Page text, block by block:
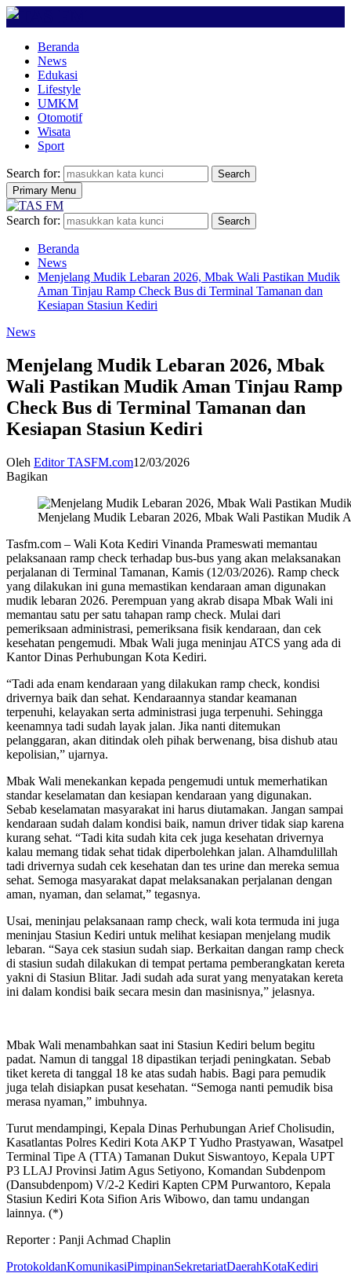
Beranda
News
Edukasi
Lifestyle
UMKM
Otomotif
Wisata
Sport
Search for:
Search
Primary Menu
Search for: Search
Beranda
News
Menjelang Mudik Lebaran 2026, Mbak Wali Pastikan Mudik
Aman Tinjau Ramp Check Bus di Terminal Tamanan dan
Kesiapan Stasiun Kediri
News
Menjelang Mudik Lebaran 2026, Mbak
Wali Pastikan Mudik Aman Tinjau Ramp
Check Bus di Terminal Tamanan dan
Kesiapan Stasiun Kediri
Oleh Editor TASFM.com12/03/2026
Bagikan
Menjelang Mudik Lebaran 2026, Mbak Wali Pastikan Mudik
Tasfm.com – Wali Kota Kediri Vinanda Prameswati memantau
pelaksanaan ramp check terhadap bus-bus yang akan melaksanakan
perjalanan di Terminal Tamanan, Kamis (12/03/2026). Ramp check
yang dilakukan ini guna memastikan kendaraan aman digunakan
mudik lebaran 2026. Perempuan yang akrab disapa Mbak Wali ini
memantau satu per satu tahapan ramp check. Mulai dari
pemeriksaan administrasi, pemeriksana fisik kendaraan, dan cek
kesehatan pengemudi. Mbak Wali juga meninjau ATCS yang ada di
Kantor Dinas Perhubungan Kota Kediri.
“Tadi ada enam kendaraan yang dilakukan ramp check, kondisi
drivernya baik dan sehat. Kendaraannya standar keamanan
terpenuhi, kelayakan serta administrasi juga terpenuhi. Sehingga
keenamnya tadi sudah layak jalan. Jika nanti ditemukan
pelanggaran, akan ditindak oleh pihak berwenang, bisa dishub atau
kepolisian,” ujarnya.
Mbak Wali menekankan kepada pengemudi untuk memerhatikan
standar keselamatan dan kesiapan kendaraan yang digunakan.
Sebab keselamatan masyarakat ini harus diutamakan. Jangan sampai
kendaraan sudah dalam kondisi baik, namun driver tidak siap karena
kurang sehat. “Tadi kita sudah kita cek juga kesehatan drivernya
kalau memang tidak sehat tidak diperbolehkan jalan. Alhamdulillah
tadi drivernya sudah cek kesehatan dan tes urine dan mereka semua
sehat. Semoga masyarakat dapat melaksanakan perjalanan dengan
aman, nyaman, dan selamat,” tegasnya.
Usai, meninjau pelaksanaan ramp check, wali kota termuda ini juga
meninjau Stasiun Kediri untuk melihat kesiapan menjelang mudik
lebaran. “Saya cek stasiun sudah siap. Berkaitan dangan ramp check
di stasiun sudah dilakukan di tempat pertama pemberangkatan kereta
yakni di Stasiun Blitar. Jadi sudah ada surat yang menyatakan kereta
ini dalam kondisi baik secara mesin dan masinisnya,” jelasnya.
Mbak Wali menambahkan saat ini Stasiun Kediri belum begitu
padat. Namun di tanggal 18 dipastikan terjadi peningkatan. Sebab
tiket kereta di tanggal 18 ke atas sudah habis. Bagi para pemudik
juga telah disiapkan pusat kesehatan. “Semoga nanti pemudik bisa
merasa nyaman,” imbuhnya.
Turut mendampingi, Kepala Dinas Perhubungan Arief Cholisudin,
Kasatlantas Polres Kediri Kota AKP T Yudho Prastyawan, Wasatpel
Terminal Tipe A (TTA) Tamanan Dukut Siswantoyo, Kepala UPT
P3 LLAJ Provinsi Jatim Agus Setiyono, Komandan Subdenpom
(Dansubdenpom) V/2-2 Kediri Kapten CPM Purwantoro, Kepala
Stasiun Kediri Kota Sifion Aris Wibowo, dan tamu undangan
lainnya. (*)
Reporter : Panji Achmad Chaplin
ProtokoldanKomunikasiPimpinanSekretariatDaerahKotaKediri